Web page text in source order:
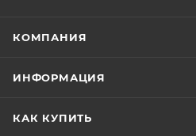
КОМПАНИЯ
ИНФОРМАЦИЯ
КАК КУПИТЬ